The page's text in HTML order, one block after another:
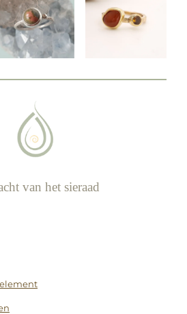
van het sieraad